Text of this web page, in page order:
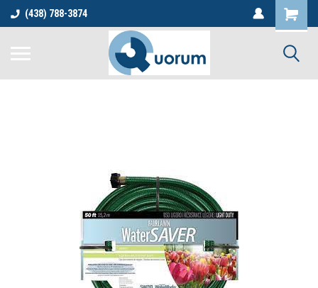
(438) 788-3874